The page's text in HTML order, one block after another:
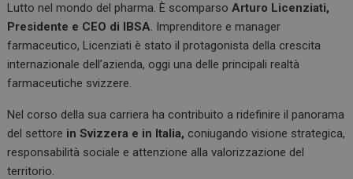
ce
b
o
o
k
ke
dI
n
at
s
A
p
p
Lutto nel mondo del pharma. È scomparsoArturo Licenziati,
Presidente e CEO di IBSA. Imprenditore e manager
farmaceutico, Licenziati è stato il protagonista della crescita
internazionale dell’azienda, oggi una delle principali realtà
farmaceutiche svizzere.
Nel corso della sua carriera ha contribuito a ridefinire il panorama
del settore in Svizzera e in Italia, coniugando visione strategica,
responsabilità sociale e attenzione alla valorizzazione del
territorio.